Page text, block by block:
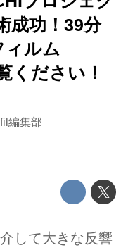
成功！39分
ィルム
ください！
編集部
して大きな反響